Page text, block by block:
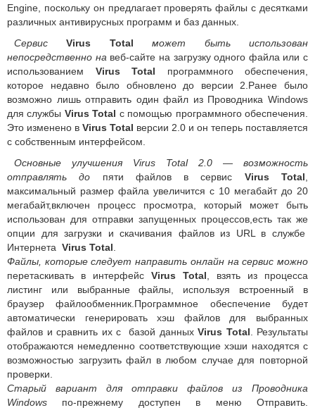
Engine, поскольку он предлагает проверять файлы с десятками
различных антивирусных программ и баз данных.
Сервис
Virus Total
может быть использован
непосредственно на веб-сайте на загрузку одного файла или с
использованием Virus Total программного обеспечения,
которое недавно было обновлено до версии 2.Ранее было
возможно лишь отправить один файл из Проводника Windows
для службы Virus Total с помощью программного обеспечения.
Это изменено в Virus Total версии 2.0 и он теперь поставляется
с собственным интерфейсом.
Основные улучшения
Virus Total 2.0 — возможность
отправлять до пяти файлов в сервис Virus Total
максимальный размер файла увеличится с 10 мегабайт до 20
мегабайт,включен процесс просмотра, который может быть
использован для отправки запущенных процессов,есть так же
опции для загрузки и скачивания файлов из URL в службе
Интернета Virus Total
Файлы, которые следует направить онлайн на сервис можно
перетаскивать в интерфейс Virus Total , взять из процесса
листинг или выбранные файлы, используя встроенный в
браузер файлообменник.Программное обеспечение будет
автоматически генерировать хэш файлов для выбранных
файлов и сравнить их с базой данных Virus Total . Результаты
отображаются немедленно соответствующие хэши находятся с
возможностью загрузить файл в любом случае для повторной
проверки.
Старый вариант для отправки файлов из Проводника
Windows по-прежнему доступен в меню Отправить.